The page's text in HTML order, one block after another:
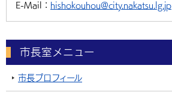
E-Mail： hishokouhou@city.nakatsu.lg.jp
市長室メニュー
市長プロフィール